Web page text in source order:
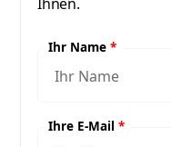
Ihnen.
Ihr Name*
Ihre E-Mail*